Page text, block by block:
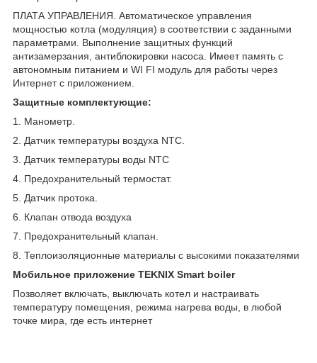
ПЛАТА УПРАВЛЕНИЯ. Автоматическое управления
мощностью котла (модуляция) в соответствии с заданными
параметрами. Выполнение защитных функций
антизамерзания, антиблокировки насоса. Имеет память с
автономным питанием и WI FI модуль для работы через
Интернет с приложением.
Защитные комплектующие:
1. Манометр.
2. Датчик температуры воздуха NTC.
3. Датчик температуры воды NTC
4. Предохранительный термостат.
5. Датчик протока.
6. Клапан отвода воздуха
7. Предохранительный клапан.
8. Теплоизоляционные материалы с высокими показателями
Мобильное приложение TEKNIX Smart boiler
Позволяет включать, выключать котел и настраивать
температуру помещения, режима нагрева воды, в любой
точке мира, где есть интернет